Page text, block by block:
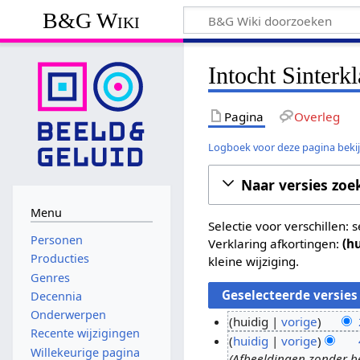
B&G Wiki
Intocht
Pagina Overleg
Logboek voor deze pagina
Naar versies
Selectie voor verschillen:
Verklaring afkortingen:
kleine wijziging.
2
huidig vorige
G
e
huidig vorige
Menu
Personen
Producties
Genres
Decennia
Onderwerpen
Recente wijzigingen
Willekeurige pagina